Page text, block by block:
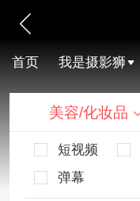
首页 我是摄影狮
美容/化妆品
短视频
弹幕